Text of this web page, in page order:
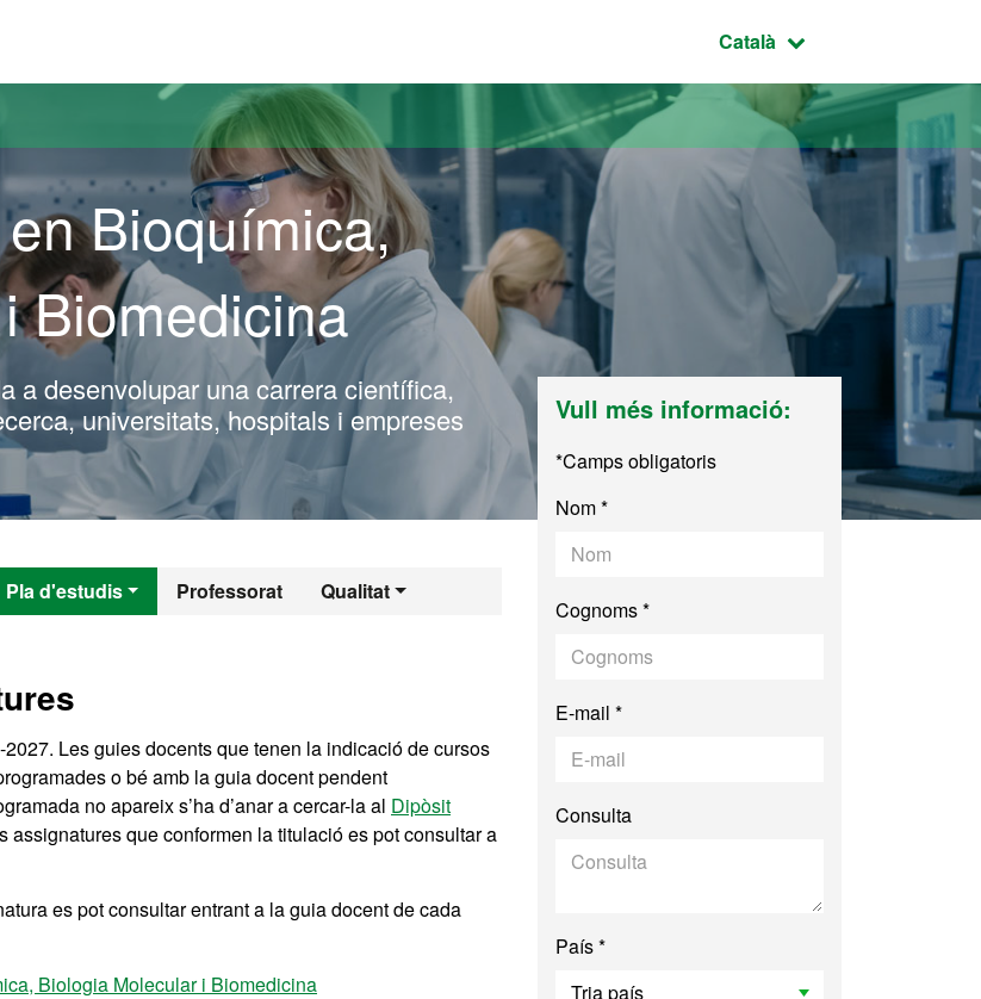
Idioma seleccionat:
Català
Bioquímica,
Biomedicina
a desenvolupar una carrera científica,
universitats, hospitals i empreses
Pla d'estudis Professorat Qualitat
Biologia Molecular i
Les guies docents que tenen la indicació de cursos
o bé amb la guia docent pendent
no apareix s’ha d’anar a cercar-la al Dipòsit
assignatures que conformen la titulació es pot consultar a
es pot consultar entrant a la guia docent de cada
Biologia Molecular i Biomedicina
Vull més informació:
*Camps obligatoris
Nom *
Cognoms *
E-mail *
Consulta
País *